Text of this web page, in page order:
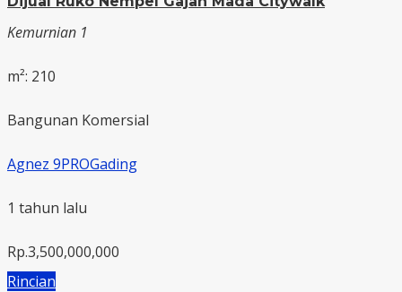
Kemurnian 1
m²: 210
Bangunan Komersial
Agnez 9PROGading
1 tahun lalu
Rp.3,500,000,000
Rincian